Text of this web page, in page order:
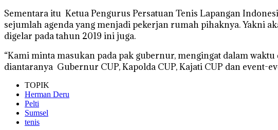
Sementara itu Ketua Pengurus Persatuan Tenis Lapangan
sejumlah agenda yang menjadi pekerjan rumah pihaknya. Yakni
digelar pada tahun 2019 ini juga.
“Kami minta masukan pada pak gubernur, mengingat dalam
diantaranya Gubernur CUP, Kapolda CUP, Kajati CUP dan event-
TOPIK
Herman Deru
Pelti
Sumsel
tenis